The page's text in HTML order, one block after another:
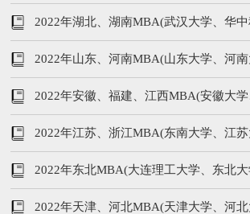
生人数、学费、分数线
2022年湖北、湖南MBA(武汉大学、华
数、学费、分数线
2022年山东、河南MBA(山东大学、河
费、分数线
2022年安徽、福建、江西MBA(安徽大
数、学费、分数线，学制
2022年江苏、浙江MBA(东南大学、江
费、分数线，学制
2022年东北MBA(大连理工大学、东北
费、分数线，学制汇总
2022年天津、河北MBA(天津大学、河